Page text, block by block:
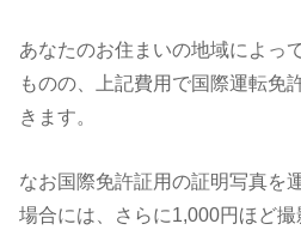
あなたのお住まいの地域によっ
ものの、上記費用で国際運転免
きます。
なお国際免許証用の証明写真を
場合には、さらに1,000円ほど撮